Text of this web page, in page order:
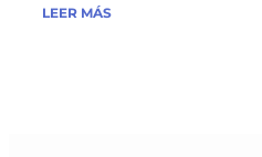
LEER MÁS